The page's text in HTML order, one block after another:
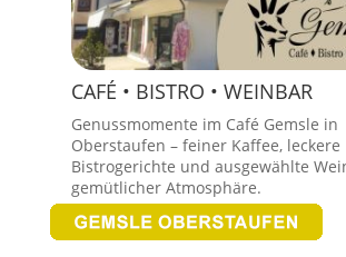
CAFÉ • BISTRO • WEINBAR
Genussmomente im Café Gemsle in
Oberstaufen – feiner Kaffee, leckere
Bistrogerichte und ausgewählte
gemütlicher Atmosphäre.